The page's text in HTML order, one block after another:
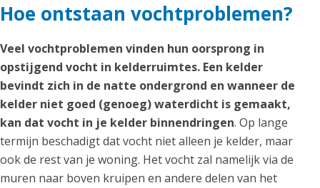
Hoe ontstaan vochtproblemen?
Veel vochtproblemen vinden hun oorsprong in
opstijgend vocht in kelderruimtes. Een kelder
bevindt zich in de natte ondergrond en wanneer de
kelder niet goed (genoeg) waterdicht is gemaakt,
kan dat vocht in je kelder binnendringen. Op lange
termijn beschadigt dat vocht niet alleen je kelder, maar
ook de rest van je woning. Het vocht zal namelijk via de
muren naar boven kruipen en andere delen van het